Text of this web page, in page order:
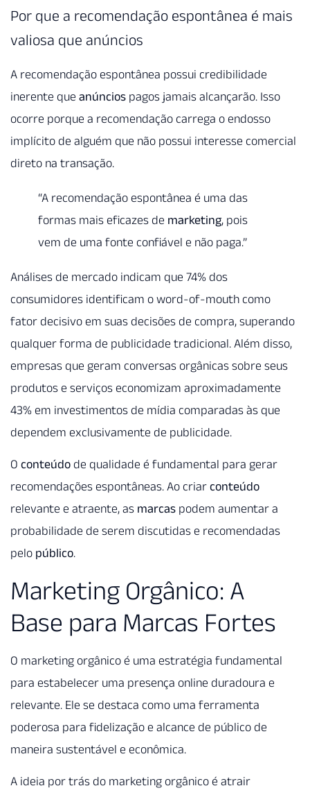
Por que a recomendação espontânea é mais
valiosa que anúncios
A recomendação espontânea possui credibilidade
inerente que anúncios pagos jamais alcançarão. Isso
ocorre porque a recomendação carrega o endosso
implícito de alguém que não possui interesse comercial
direto na transação.
“A recomendação espontânea é uma das
formas mais eficazes de marketing, pois
vem de uma fonte confiável e não paga.”
Análises de mercado indicam que 74% dos
consumidores identificam o word-of-mouth como
fator decisivo em suas decisões de compra, superando
qualquer forma de publicidade tradicional. Além disso,
empresas que geram conversas orgânicas sobre seus
produtos e serviços economizam aproximadamente
43% em investimentos de mídia comparadas às que
dependem exclusivamente de publicidade.
O conteúdo de qualidade é fundamental para gerar
recomendações espontâneas. Ao criar conteúdo
relevante e atraente, as marcas podem aumentar a
probabilidade de serem discutidas e recomendadas
pelo público.
Marketing Orgânico: A
Base para Marcas Fortes
O marketing orgânico é uma estratégia fundamental
para estabelecer uma presença online duradoura e
relevante. Ele se destaca como uma ferramenta
poderosa para fidelização e alcance de público de
maneira sustentável e econômica.
A ideia por trás do marketing orgânico é atrair